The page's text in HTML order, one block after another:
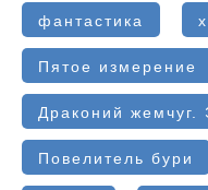
фантастика
Пятое измерение
Драконий жемчуг.
Повелитель бури